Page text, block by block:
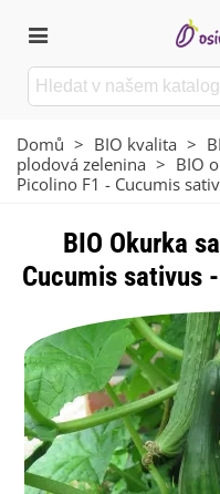
Domů > BIO kvalita >
plodová zelenina > BIO
Picolino F1 - Cucumis
BIO Okurka
Cucumis sativus